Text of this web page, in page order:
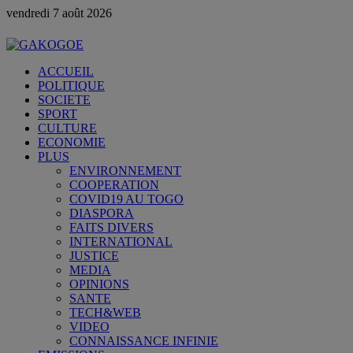
vendredi 7 août 2026
ACCUEIL
POLITIQUE
SOCIETE
SPORT
CULTURE
ECONOMIE
PLUS
ENVIRONNEMENT
COOPERATION
COVID19 AU TOGO
DIASPORA
FAITS DIVERS
INTERNATIONAL
JUSTICE
MEDIA
OPINIONS
SANTE
TECH&WEB
VIDEO
CONNAISSANCE INFINIE